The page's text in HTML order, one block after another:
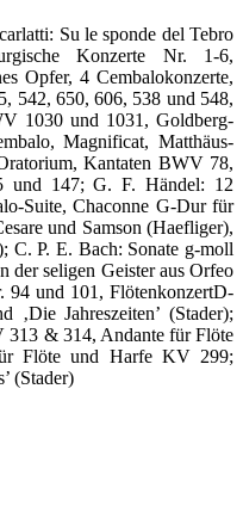
Su le sponde del Tebro
Konzerte Nr. 1-6,
Opfer, 4 Cembalokonzerte,
542, 650, 606, 538 und 548,
1030 und 1031, Goldberg-
Magnificat, Matthäus-
Kantaten BWV 78,
147; G. F. Händel: 12
Suite, Chaconne G-Dur für
und Samson (Haefliger),
C. P. E. Bach: Sonate g-moll
der seligen Geister aus Orfeo
94 und 101, FlötenkonzertD-
‚Die Jahreszeiten’ (Stader);
313 & 314, Andante für Flöte
Flöte und Harfe KV 299;
(Stader)